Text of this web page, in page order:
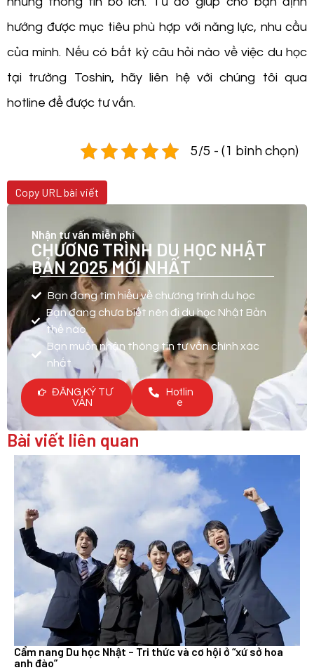
hướng được mục tiêu phù hợp với năng lực, nhu cầu
của mình. Nếu có bất kỳ câu hỏi nào về việc du học
tại trường Toshin, hãy liên hệ với chúng tôi qua
hotline để được tư vấn.
5/5 - (1 bình chọn)
Copy URL bài viết
Nhận tư vấn miễn phí
CHƯƠNG TRÌNH DU HỌC NHẬT
BẢN 2025 MỚI NHẤT
Bạn đang tìm hiểu về chương trình du học
Bạn đang chưa biết nên đi du học Nhật Bản
thế nào
Bạn muốn nhận thông tin tư vấn chính xác
nhất
ĐĂNG KÝ TƯ
VẤN
Hotlin
e
Bài viết liên quan
Cẩm nang Du học Nhật – Tri thức và cơ hội ở “xứ sở hoa
anh đào”